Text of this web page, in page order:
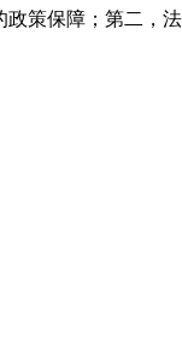
策保障；第二，